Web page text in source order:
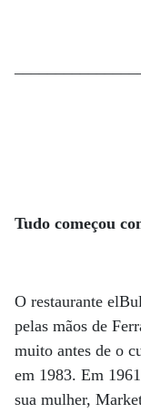
Tudo começou
O restaurante
pelas mãos de
muito antes de o
em 1983. Em
sua mulher,